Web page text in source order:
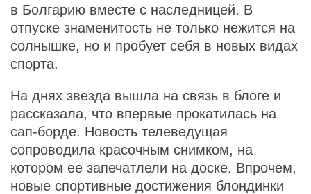
в Болгарию вместе с наследницей. В
отпуске знаменитость не только нежится на
солнышке, но и пробует себя в новых видах
спорта.
На днях звезда вышла на связь в блоге и
рассказала, что впервые прокатилась на
сап-борде. Новость телеведущая
сопроводила красочным снимком, на
котором ее запечатлели на доске. Впрочем,
новые спортивные достижения блондинки